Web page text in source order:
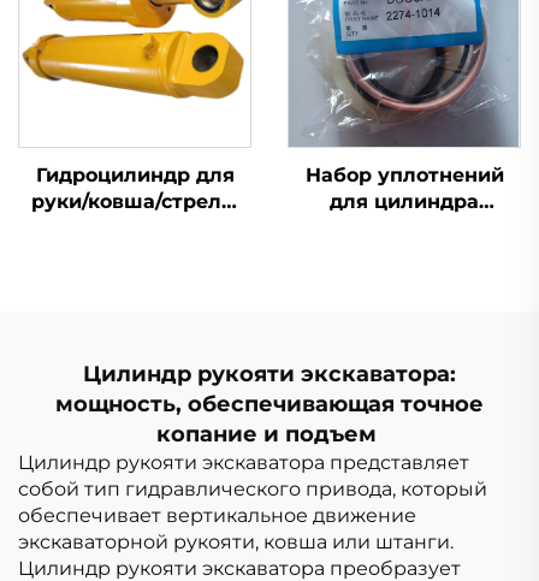
Гидроцилиндр для
руки/ковша/стрелы
Набор уплотнений
для цилиндра
Цилиндр рукояти экскаватора:
мощность, обеспечивающая точное
копание и подъем
Цилиндр рукояти экскаватора представляет
собой тип гидравлического привода, который
обеспечивает вертикальное движение
экскаваторной рукояти, ковша или штанги.
Цилиндр рукояти экскаватора преобразует